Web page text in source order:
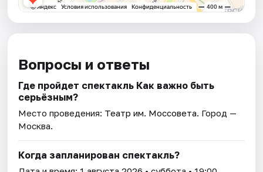
Вопросы и ответы
Где пройдет спектакль Как важно быть
серьёзным?
Место проведения: Театр им. Моссовета. Город —
Москва.
Когда запланирован спектакль?